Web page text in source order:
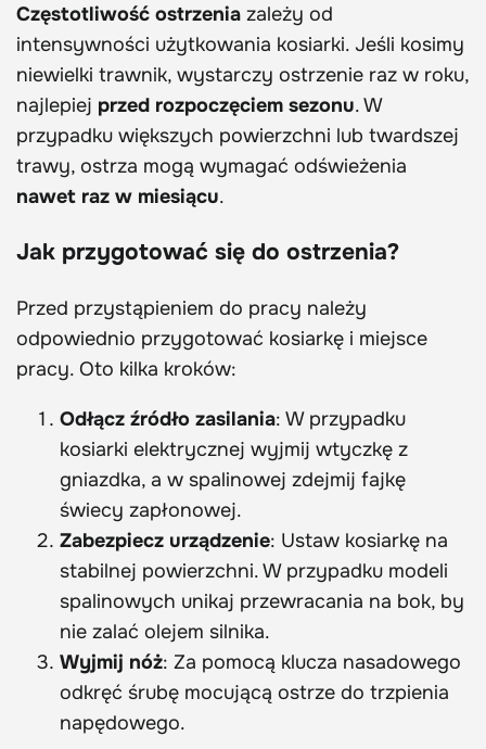
Częstotliwość ostrzenia zależy od
intensywności użytkowania kosiarki. Jeśli kosimy
niewielki trawnik, wystarczy ostrzenie raz w roku,
najlepiej przed rozpoczęciem sezonu. W
przypadku większych powierzchni lub twardszej
trawy, ostrza mogą wymagać odświeżenia
nawet raz w miesiącu.
Jak przygotować się do ostrzenia?
Przed przystąpieniem do pracy należy
odpowiednio przygotować kosiarkę i miejsce
pracy. Oto kilka kroków:
Odłącz źródło zasilania: W przypadku
kosiarki elektrycznej wyjmij wtyczkę z
gniazdka, a w spalinowej zdejmij fajkę
świecy zapłonowej.
Zabezpiecz urządzenie: Ustaw kosiarkę na
stabilnej powierzchni. W przypadku modeli
spalinowych unikaj przewracania na bok, by
nie zalać olejem silnika.
Wyjmij nóż: Za pomocą klucza nasadowego
odkręć śrubę mocującą ostrze do trzpienia
napędowego.